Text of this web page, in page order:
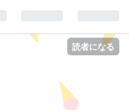
読者になる